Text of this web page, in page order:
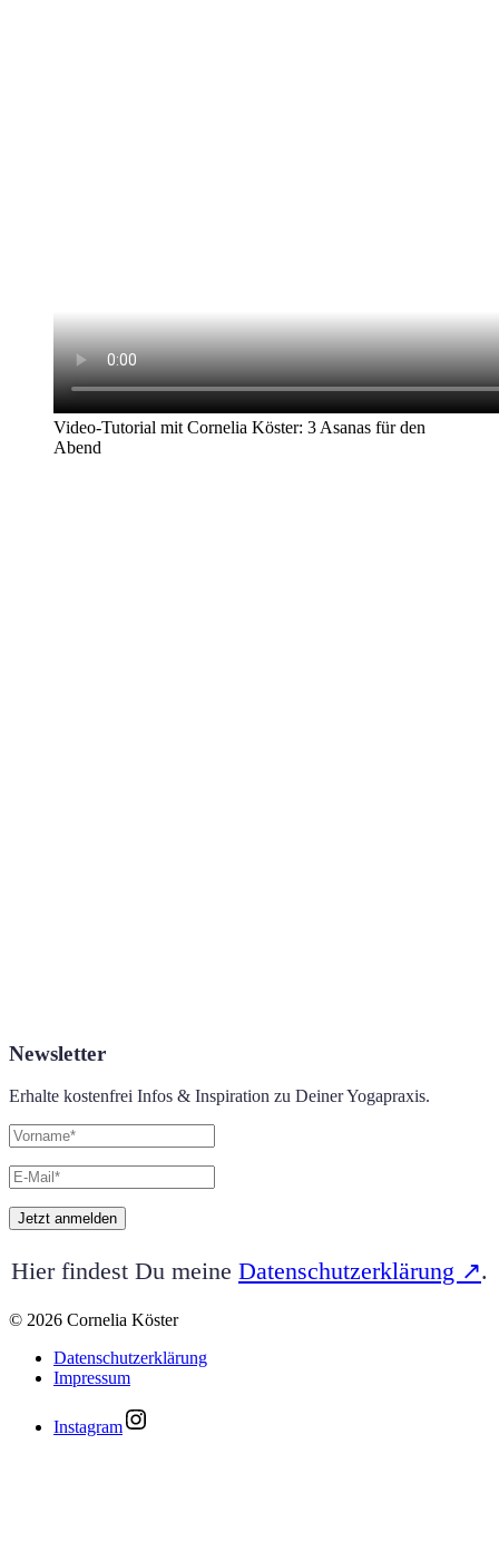
Video-Tutorial mit Cornelia Köster: 3 Asanas für den
Abend
Newsletter
Erhalte kostenfrei Infos & Inspiration zu Deiner Yogapraxis.
Hier findest Du meine Datenschutzerklärung ↗︎.
© 2026 Cornelia Köster
Datenschutzerklärung
Impressum
Instagram